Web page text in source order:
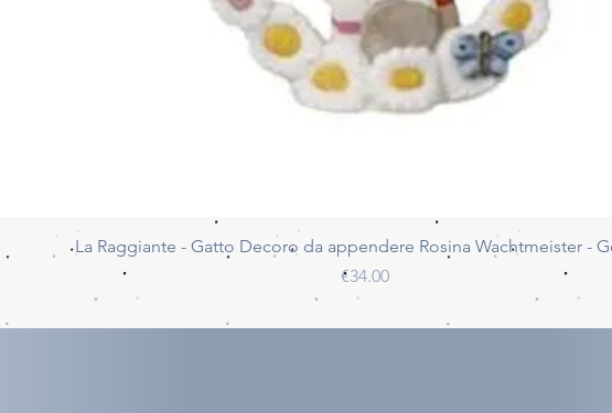
Quick View
La Raggiante - Gatto Decoro da appendere Rosina Wachtmeister -
Price
€34.00